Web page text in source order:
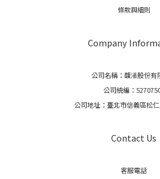
條款與細則
Company
公司名稱：馥濝股份有
公司統編：
公司地址：臺北市信義區松
Contact Us
客服電話